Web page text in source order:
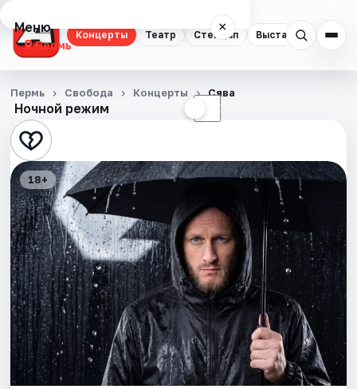
Концерты Театр Стендап Выставки
Меню ×
Пермь
Концерты
Театр
Стендап
Выставки
Квесты
Экскурсии
Спорт
События
Ночной режим ☾
Пермь Свобода Концерты Сява
18+